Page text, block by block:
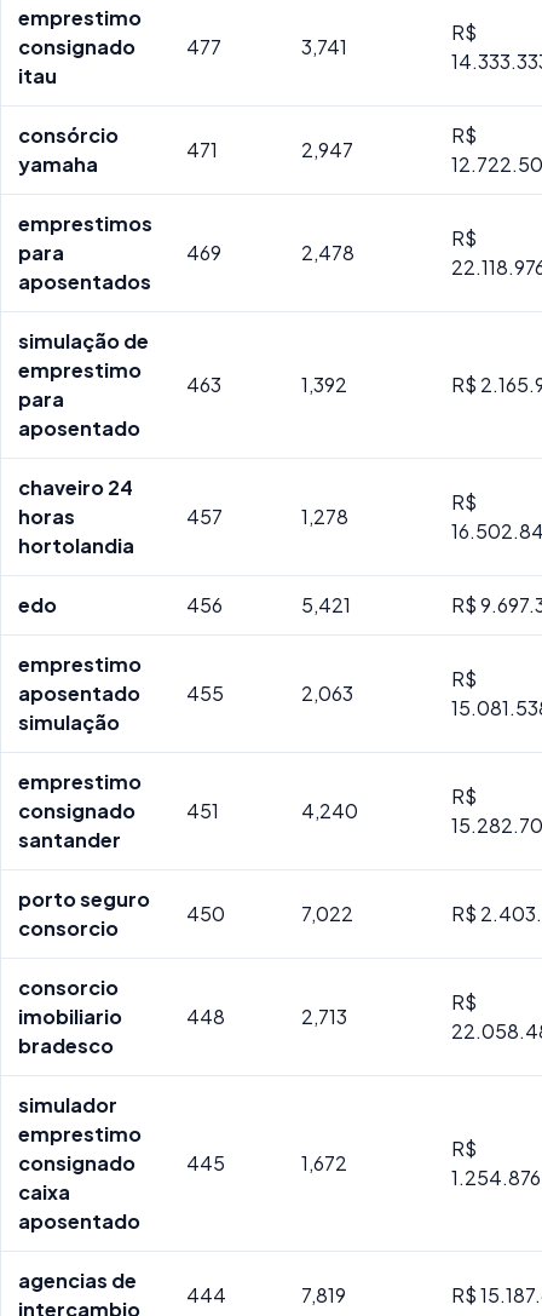
emprestimo
consignado
itau
477 3,741
R$
consórcio
yamaha
471 2,947
R$
emprestimos
para
aposentados
469 2,478
R$
simulação de
emprestimo
para
aposentado
463 1,392 R$
chaveiro 24
horas
hortolandia
457 1,278
R$
edo 456 5,421 R$
emprestimo
aposentado
simulação
455 2,063
R$
emprestimo
consignado
santander
451 4,240
R$
porto seguro
consorcio
450 7,022 R$
consorcio
imobiliario
bradesco
448 2,713
R$
simulador
emprestimo
consignado
caixa
aposentado
445 1,672
R$
agencias de
intercambio
444 7,819 R$